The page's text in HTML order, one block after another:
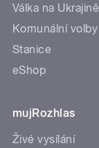
Válka na Ukrajině
Komunální volby
Stanice
eShop
mujRozhlas
Živé vysílání